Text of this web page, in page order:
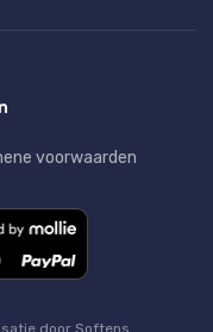
voorwaarden
door Softens.